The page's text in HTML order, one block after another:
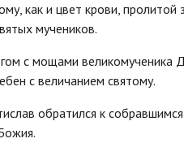
как и цвет крови, пролитой
мучеников.
с мощами великомученика
с величанием святому.
обратился к